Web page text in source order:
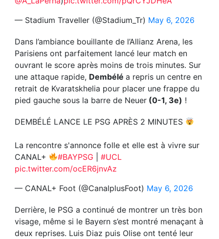
— Stadium Traveller (@Stadium_Tr) May 6, 2026
Dans l’ambiance bouillante de l’Allianz Arena, les
Parisiens ont parfaitement lancé leur match en
ouvrant le score après moins de trois minutes. Sur
une attaque rapide, Dembélé a repris un centre en
retrait de Kvaratskhelia pour placer une frappe du
pied gauche sous la barre de Neuer (0-1, 3e) !
DEMBÉLÉ LANCE LE PSG APRÈS 2 MINUTES
La rencontre s'annonce folle et elle est à vivre sur
CANAL+
#BAYPSG |#UCL
pic.twitter.com/ocER6jnvAz
— CANAL+ Foot (@CanalplusFoot) May 6, 2026
Derrière, le PSG a continué de montrer un très bon
visage, même si le Bayern s’est montré menaçant à
deux reprises. Luis Diaz puis Olise ont tenté leur